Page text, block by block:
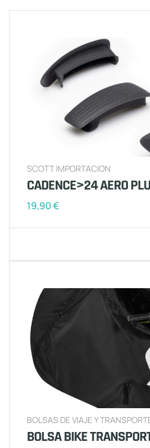
SCOTT IMPORTACION
CADENCE>24 AERO
19,90€
BOLSAS DE VIAJE Y
BOLSA BIKE